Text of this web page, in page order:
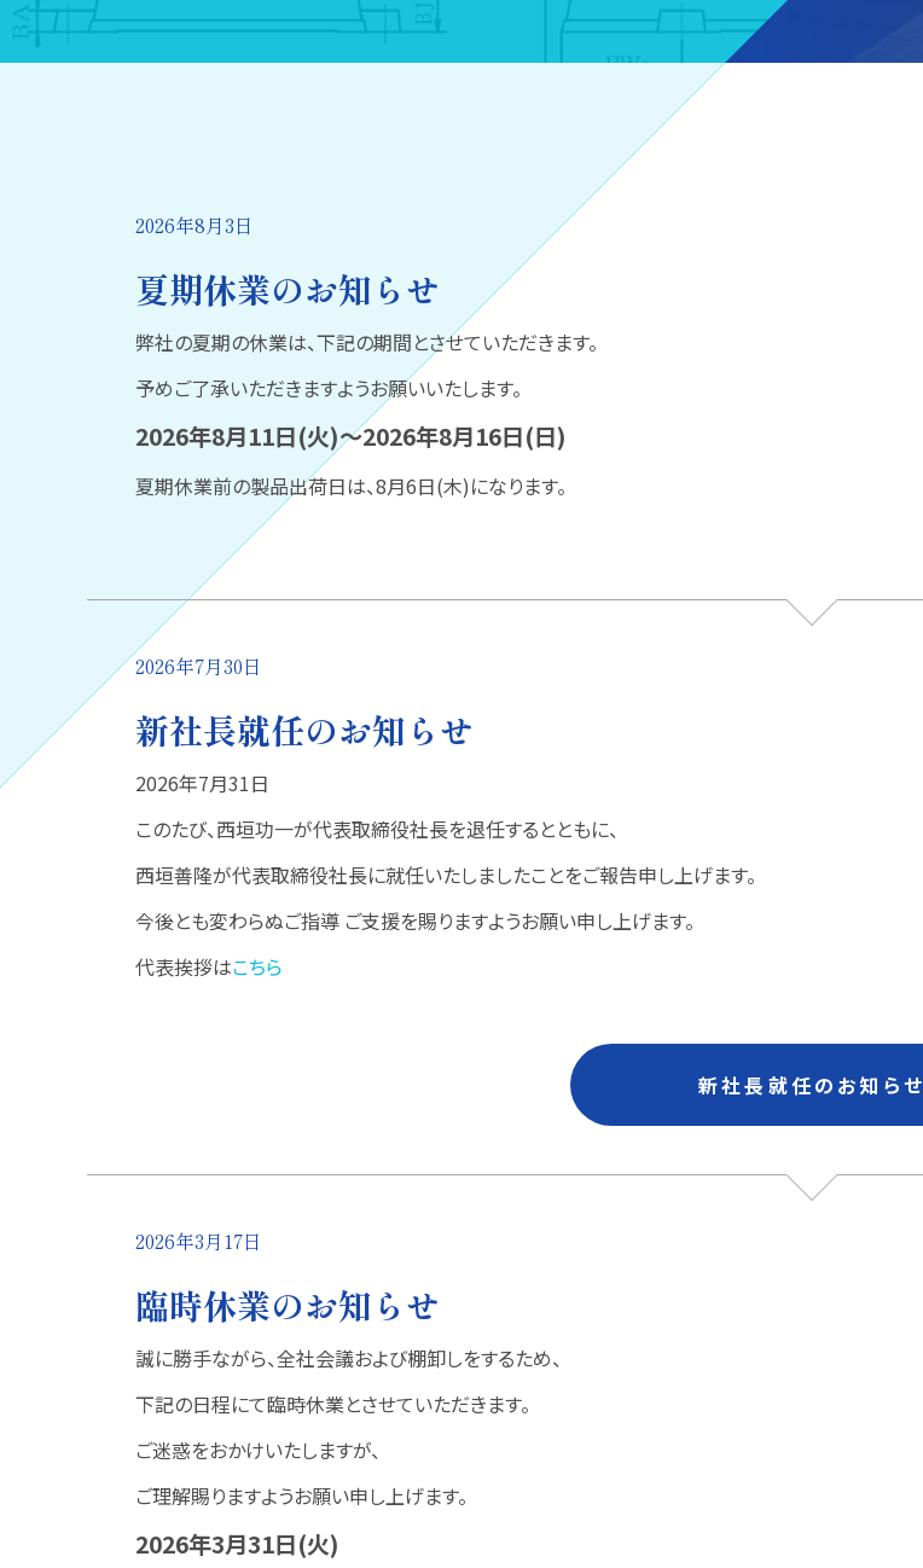
2026年8月3日
夏期休業のお知らせ
弊社の夏期の休業は、下記の期間とさせていただきます。
予めご了承いただきますようお願いいたします。
2026年8月11日(火)～2026年8月16日(日)
夏期休業前の製品出荷日は、8月6日(木)になります。
2026年7月30日
新社長就任のお知らせ
2026年7月31日
このたび、西垣功一が代表取締役社長を退任するとともに、
西垣善隆が代表取締役社長に就任いたしましたことをご報告申し上げます。
今後とも変わらぬご指導 ご支援を賜りますようお願い申し上げます。
代表挨拶はこちら
新社長就任のお知らせ
2026年3月17日
臨時休業のお知らせ
誠に勝手ながら、全社会議および棚卸しをするため、
下記の日程にて臨時休業とさせていただきます。
ご迷惑をおかけいたしますが、
ご理解賜りますようお願い申し上げます。
2026年3月31日(火)